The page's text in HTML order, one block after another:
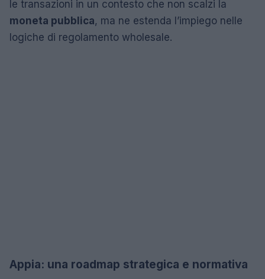
le transazioni in un contesto che non scalzi la
moneta pubblica, ma ne estenda l’impiego nelle
logiche di regolamento wholesale.
Appia: una roadmap strategica e normativa